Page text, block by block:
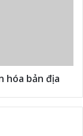
hóa bản địa